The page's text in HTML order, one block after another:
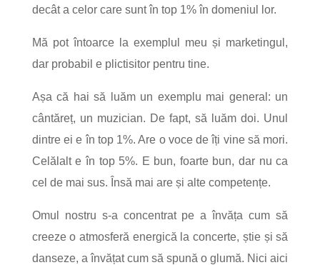
decât a celor care sunt în top 1% în domeniul lor.
Mă pot întoarce la exemplul meu și marketingul,
dar probabil e plictisitor pentru tine.
Așa că hai să luăm un exemplu mai general: un
cântăreț, un muzician. De fapt, să luăm doi. Unul
dintre ei e în top 1%. Are o voce de îți vine să mori.
Celălalt e în top 5%. E bun, foarte bun, dar nu ca
cel de mai sus. Însă mai are și alte competențe.
Omul nostru s-a concentrat pe a învăța cum să
creeze o atmosferă energică la concerte, știe și să
danseze, a învățat cum să spună o glumă. Nici aici